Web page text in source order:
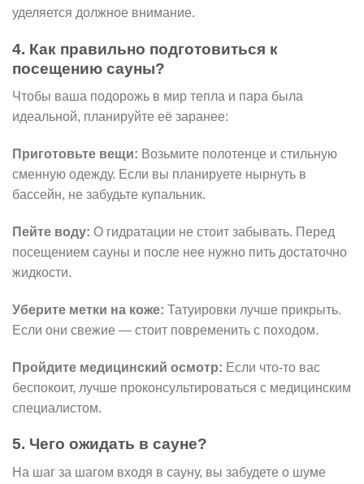
уделяется должное внимание.
4. Как правильно подготовиться к
посещению сауны?
Чтобы ваша подорожь в мир тепла и пара была
идеальной, планируйте её заранее:
Приготовьте вещи: Возьмите полотенце и стильную
сменную одежду. Если вы планируете нырнуть в
бассейн, не забудьте купальник.
Пейте воду: О гидратации не стоит забывать. Перед
посещением сауны и после нее нужно пить достаточно
жидкости.
Уберите метки на коже: Татуировки лучше прикрыть.
Если они свежие — стоит повременить с походом.
Пройдите медицинский осмотр: Если что-то вас
беспокоит, лучше проконсультироваться с медицинским
специалистом.
5. Чего ожидать в сауне?
На шаг за шагом входя в сауну, вы забудете о шуме